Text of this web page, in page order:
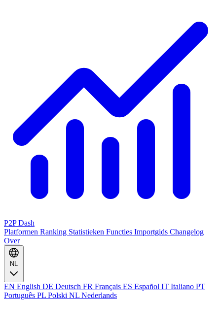
P2P Dash
Platformen Ranking Statistieken Functies Importgids Changelog
Over
NL
EN English DE Deutsch FR Français ES Español IT Italiano PT
Português PL Polski NL Nederlands